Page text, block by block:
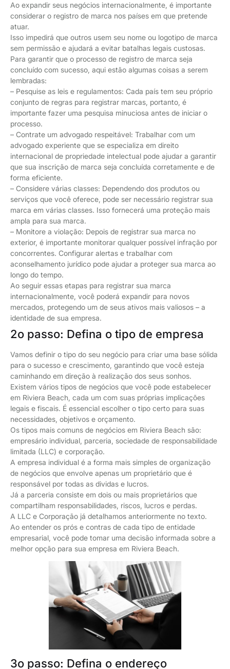
Ao expandir seus negócios internacionalmente, é importante
considerar o registro de marca nos países em que pretende
atuar.
Isso impedirá que outros usem seu nome ou logotipo de marca
sem permissão e ajudará a evitar batalhas legais custosas.
Para garantir que o processo de registro de marca seja
concluído com sucesso, aqui estão algumas coisas a serem
lembradas:
– Pesquise as leis e regulamentos: Cada país tem seu próprio
conjunto de regras para registrar marcas, portanto, é
importante fazer uma pesquisa minuciosa antes de iniciar o
processo.
– Contrate um advogado respeitável: Trabalhar com um
advogado experiente que se especializa em direito
internacional de propriedade intelectual pode ajudar a garantir
que sua inscrição de marca seja concluída corretamente e de
forma eficiente.
– Considere várias classes: Dependendo dos produtos ou
serviços que você oferece, pode ser necessário registrar sua
marca em várias classes. Isso fornecerá uma proteção mais
ampla para sua marca.
– Monitore a violação: Depois de registrar sua marca no
exterior, é importante monitorar qualquer possível infração por
concorrentes. Configurar alertas e trabalhar com
aconselhamento jurídico pode ajudar a proteger sua marca ao
longo do tempo.
Ao seguir essas etapas para registrar sua marca
internacionalmente, você poderá expandir para novos
mercados, protegendo um de seus ativos mais valiosos – a
identidade de sua empresa.
2o passo: Defina o tipo de empresa
Vamos definir o tipo do seu negócio para criar uma base sólida
para o sucesso e crescimento, garantindo que você esteja
caminhando em direção à realização dos seus sonhos.
Existem vários tipos de negócios que você pode estabelecer
em Riviera Beach, cada um com suas próprias implicações
legais e fiscais. É essencial escolher o tipo certo para suas
necessidades, objetivos e orçamento.
Os tipos mais comuns de negócios em Riviera Beach são:
empresário individual, parceria, sociedade de responsabilidade
limitada (LLC) e corporação.
A empresa individual é a forma mais simples de organização
de negócios que envolve apenas um proprietário que é
responsável por todas as dividas e lucros.
Já a parceria consiste em dois ou mais proprietários que
compartilham responsabilidades, riscos, lucros e perdas.
A LLC e Corporação já detalhamos anteriormente no texto.
Ao entender os prós e contras de cada tipo de entidade
empresarial, você pode tomar uma decisão informada sobre a
melhor opção para sua empresa em Riviera Beach.
3o passo: Defina o endereço